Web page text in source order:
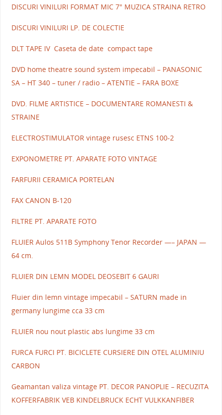
DISCURI VINILURI FORMAT MIC 7" MUZICA STRAINA RETRO
DISCURI VINILURI LP. DE COLECTIE
DLT TAPE IV Caseta de date compact tape
DVD home theatre sound system impecabil – PANASONIC
SA – HT 340 – tuner / radio – ATENTIE – FARA BOXE
DVD. FILME ARTISTICE – DOCUMENTARE ROMANESTI &
STRAINE
ELECTROSTIMULATOR vintage rusesc ETNS 100-2
EXPONOMETRE PT. APARATE FOTO VINTAGE
FARFURII CERAMICA PORTELAN
FAX CANON B-120
FILTRE PT. APARATE FOTO
FLUIER Aulos 511B Symphony Tenor Recorder —– JAPAN —
64 cm.
FLUIER DIN LEMN MODEL DEOSEBIT 6 GAURI
Fluier din lemn vintage impecabil – SATURN made in
germany lungime cca 33 cm
FLUIER nou nout plastic abs lungime 33 cm
FURCA FURCI PT. BICICLETE CURSIERE DIN OTEL ALUMINIU
CARBON
Geamantan valiza vintage PT. DECOR PANOPLIE – RECUZITA
KOFFERFABRIK VEB KINDELBRUCK ECHT VULKKANFIBER